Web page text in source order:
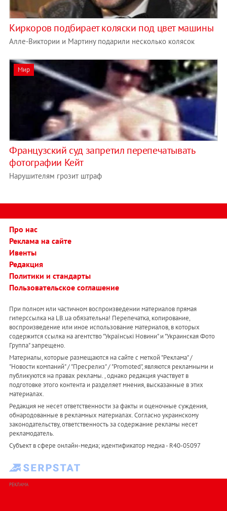
Киркоров подбирает коляски под цвет машины
Алле-Виктории и Мартину подарили несколько колясок
Мир
Французский суд запретил перепечатывать
фотографии Кейт
Нарушителям грозит штраф
Про нас
Реклама на сайте
Ивенты
Редакция
Политики и стандарты
Пользовательское соглашение
При полном или частичном воспроизведении материалов прямая
гиперссылка на LB.ua обязательна! Перепечатка, копирование,
воспроизведение или иное использование материалов, в которых
содержится ссылка на агентство "Українськi Новини" и "Украинская Фото
Группа" запрещено.
Материалы, которые размещаются на сайте с меткой "Реклама" /
"Новости компаний" / "Пресрелиз" / "Promoted", являются рекламными и
публикуются на правах рекламы. , однако редакция участвует в
подготовке этого контента и разделяет мнения, высказанные в этих
материалах.
Редакция не несет ответственности за факты и оценочные суждения,
обнародованные в рекламных материалах. Согласно украинскому
законодательству, ответственность за содержание рекламы несет
рекламодатель.
Субъект в сфере онлайн-медиа; идентификатор медиа - R40-05097
РЕКЛАМА